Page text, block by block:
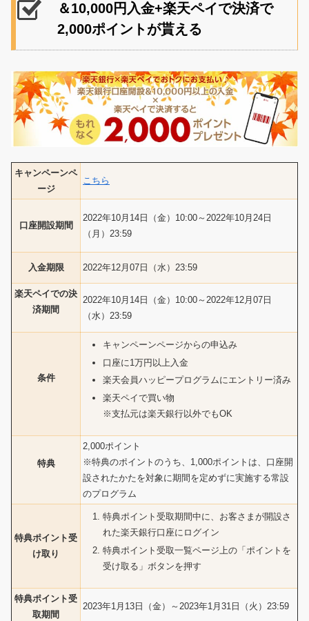
＆10,000円入金+楽天ペイで決済で
2,000ポイントが貰える
キャンペーンペ
ージ
こちら
口座開設期間
2022年10月14日（金）10:00～2022年10月24日
（月）23:59
入金期限 2022年12月07日（水）23:59
楽天ペイでの決
済期間
2022年10月14日（金）10:00～2022年12月07日
（水）23:59
条件
キャンペーンページからの申込み
口座に1万円以上入金
楽天会員ハッピープログラムにエントリー済み
楽天ペイで買い物
※支払元は楽天銀行以外でもOK
特典
2,000ポイント
※特典のポイントのうち、1,000ポイントは、口座開
設されたかたを対象に期間を定めずに実施する常設
のプログラム
特典ポイント受
け取り
特典ポイント受取期間中に、お客さまが開設さ
れた楽天銀行口座にログイン
特典ポイント受取一覧ページ上の「ポイントを
受け取る」ボタンを押す
特典ポイント受
取期間
2023年1月13日（金）～2023年1月31日（火）23:59